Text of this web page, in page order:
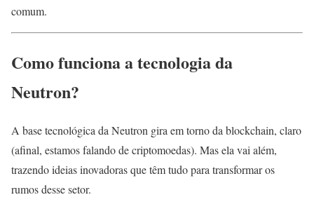
comum.
Como funciona a tecnologia da
Neutron?
A base tecnológica da Neutron gira em torno da blockchain, claro
(afinal, estamos falando de criptomoedas). Mas ela vai além,
trazendo ideias inovadoras que têm tudo para transformar os
rumos desse setor.